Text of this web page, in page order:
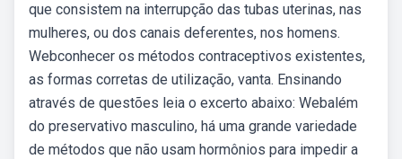
que consistem na interrupção das tubas uterinas, nas
mulheres, ou dos canais deferentes, nos homens.
Webconhecer os métodos contraceptivos existentes,
as formas corretas de utilização, vanta. Ensinando
através de questões leia o excerto abaixo: Webalém
do preservativo masculino, há uma grande variedade
de métodos que não usam hormônios para impedir a